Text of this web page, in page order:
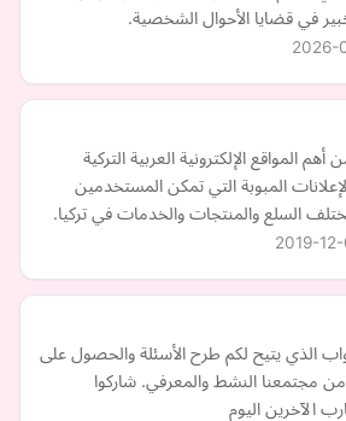
في قضايا الأحوال الشخصية.
2026-
المواقع الإلكترونية العربية التركية
المبوبة التي تمكن المستخدمين
السلع والمنتجات والخدمات في تركيا.
2019-
الذي يتيح لكم طرح الأسئلة والحصول على
مجتمعنا النشط والمعرفي. شاركوا
الآخرين اليوم